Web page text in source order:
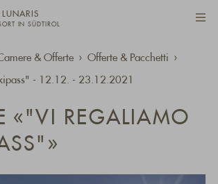
IN SÜDTIROL
& Offerte Offerte & Pacchetti
- 12.12. - 23.12.2021
«"VI REGALIAMO